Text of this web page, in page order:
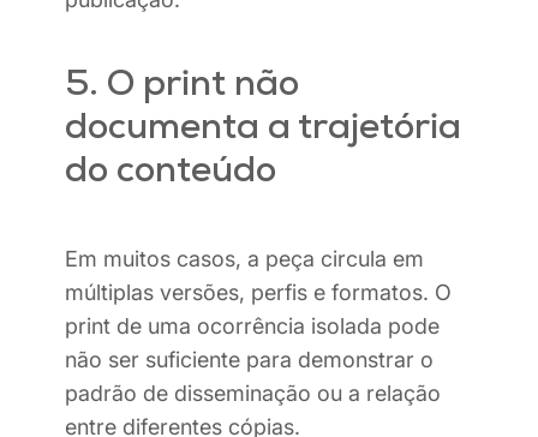
5. O print não
documenta a trajetória
do conteúdo
Em muitos casos, a peça circula em
múltiplas versões, perfis e formatos. O
print de uma ocorrência isolada pode
não ser suficiente para demonstrar o
padrão de disseminação ou a relação
entre diferentes cópias.